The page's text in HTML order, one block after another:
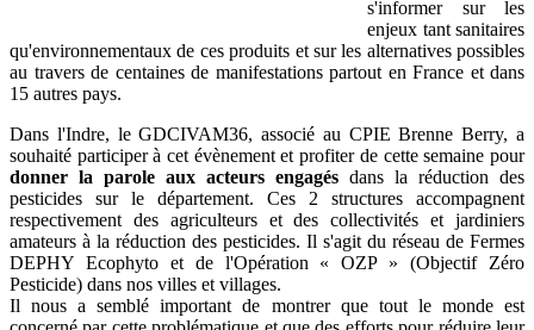
s'informer sur les
enjeux tant sanitaires
qu'environnementaux de ces produits et sur les alternatives possibles
au travers de centaines de manifestations partout en France et dans
15 autres pays.
Dans l'Indre, le GDCIVAM36, associé au CPIE Brenne Berry, a
souhaité participer à cet évènement et profiter de cette semaine pour
donner la parole aux acteurs engagés dans la réduction des
pesticides sur le département. Ces 2 structures accompagnent
respectivement des agriculteurs et des collectivités et jardiniers
amateurs à la réduction des pesticides. Il s'agit du réseau de Fermes
DEPHY Ecophyto et de l'Opération « OZP » (Objectif Zéro
Pesticide) dans nos villes et villages.
Il nous a semblé important de montrer que tout le monde est